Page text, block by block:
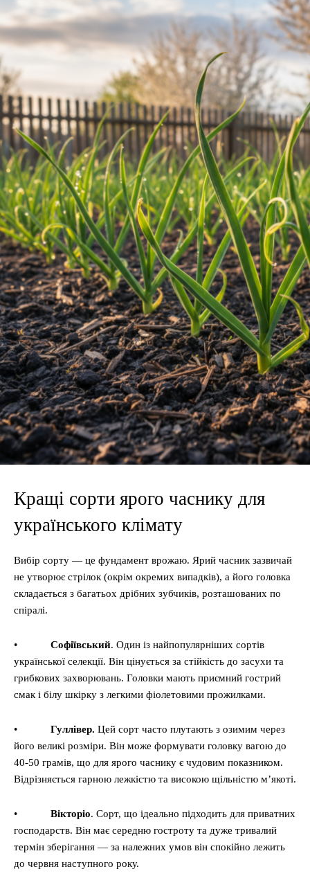
Кращі сорти ярого часнику для
українського клімату
Вибір сорту — це фундамент врожаю. Ярий часник зазвичай
не утворює стрілок (окрім окремих випадків), а його головка
складається з багатьох дрібних зубчиків, розташованих по
спіралі.
• Софіївський. Один із найпопулярніших сортів
української селекції. Він цінується за стійкість до засухи та
грибкових захворювань. Головки мають приємний гострий
смак і білу шкірку з легкими фіолетовими прожилками.
• Гуллівер. Цей сорт часто плутають з озимим через
його великі розміри. Він може формувати головку вагою до
40-50 грамів, що для ярого часнику є чудовим показником.
Відрізняється гарною лежкістю та високою щільністю м’якоті.
• Вікторіо. Сорт, що ідеально підходить для приватних
господарств. Він має середню гостроту та дуже тривалий
термін зберігання — за належних умов він спокійно лежить
до червня наступного року.